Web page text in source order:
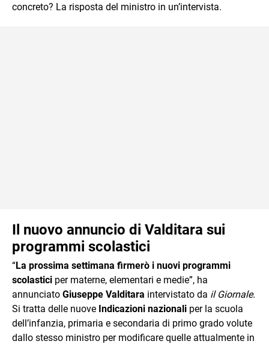
concreto? La risposta del ministro in un’intervista.
Il nuovo annuncio di Valditara sui
programmi scolastici
“La prossima settimana firmerò i nuovi programmi
scolastici per materne, elementari e medie”, ha
annunciato Giuseppe Valditara intervistato da il Giornale.
Si tratta delle nuove Indicazioni nazionali per la scuola
dell’infanzia, primaria e secondaria di primo grado volute
dallo stesso ministro per modificare quelle attualmente in